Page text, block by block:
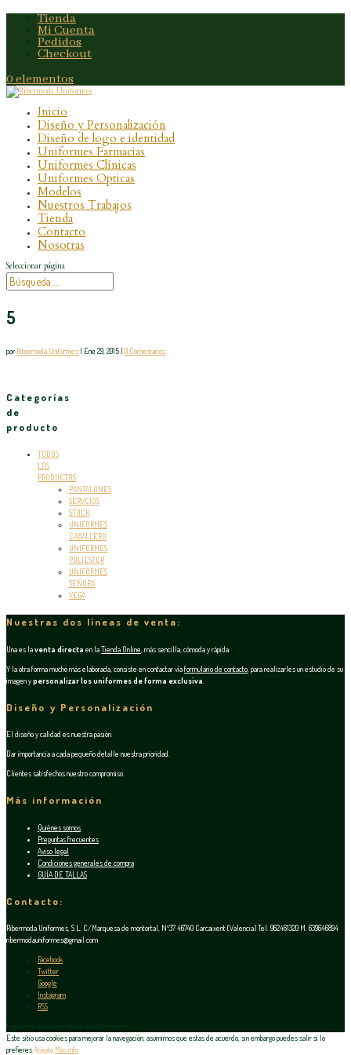
Tienda
Mi Cuenta
Pedidos
Checkout
0 elementos
Inicio
Diseño y Personalización
Diseño de logo e identidad
Uniformes Farmacias
Uniformes Clínicas
Uniformes Opticas
Modelos
Nuestros Trabajos
Tienda
Contacto
Nosotras
Seleccionar página
5
por Ribermoda Uniformes | Ene 29, 2015 | 0 Comentarios
Categorías
de
producto
TODOS
LOS
PRODUCTOS
PANTALONES
SERVCIOS
STOCK
UNIFORMES
CABALLERO
UNIFORMES
POLIESTER
UNIFORMES
SEÑORA
VEGA
Nuestras dos líneas de venta:
Una es laventa directa en laTienda Online , más sencilla, cómoda y rápida.
Y la otra forma mucho más elaborada, consiste en contactar víaformulario de contacto , para realizarles un estudio de su
imagen ypersonalizar los uniformes de forma exclusiva
Diseño y Personalización
El diseño y calidad es nuestra pasión.
Dar importancia a cada pequeño detalle nuestra prioridad.
Clientes satisfechos nuestro compromiso.
Más información
Quiénes somos
Preguntas frecuentes
Aviso legal
Condiciones generales de compra
GUÍA DE TALLAS
Contacto:
Ribermoda Uniformes, S.L. C/Marquesa de montortal, Nº37 46740 Carcaixent (Valencia) Tel. 962461320 M. 639646894
ribermodauniformes@gmail.com
Facebook
Twitter
Google
Instagram
RSS
Este sitio usa cookies para mejorar la navegación, asumimos que estas de acuerdo, sin embargo puedes salir si lo
prefieres.Acepto Mas info